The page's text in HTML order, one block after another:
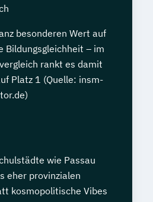
Manager*in
Technical Manager*in
Engineering
kompakt
besonderen Wert auf
Bildungsgleichheit – im
rankt es damit
Platz 1 (Quelle: insm-
wie Passau
eher provinzialen
kosmopolitische Vibes